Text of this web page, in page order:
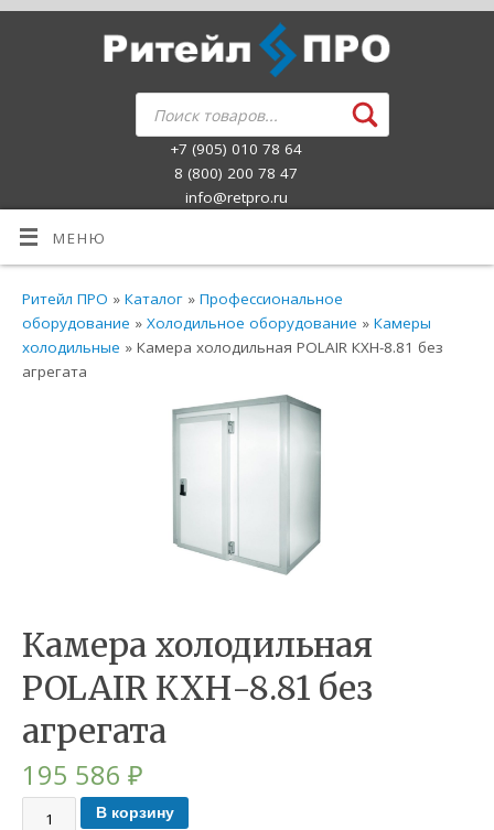
+7 (905) 010 78 64
8 (800) 200 78 47
info@retpro.ru
МЕНЮ
Ритейл ПРО »Каталог »Профессиональное
оборудование »Холодильное оборудование »Камеры
холодильные » Камера холодильная POLAIR КХН-8.81 без
агрегата
Камера холодильная
POLAIR КХН-8.81 без
агрегата
195 586₽
В корзину